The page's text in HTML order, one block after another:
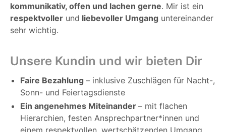
kommunikativ, offen und lachen gerne. Mir ist ein
respektvoller und liebevoller Umgang untereinander
sehr wichtig.
Unsere Kundin und wir bieten Dir
Faire Bezahlung – inklusive Zuschlägen für Nacht-,
Sonn- und Feiertagsdienste
Ein angenehmes Miteinander – mit flachen
Hierarchien, festen Ansprechpartner*innen und